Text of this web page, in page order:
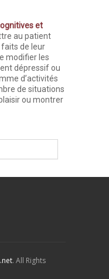
et
au patient
de leur
modifier les
dépressif ou
d’activités
de situations
ou montrer
. All Rights